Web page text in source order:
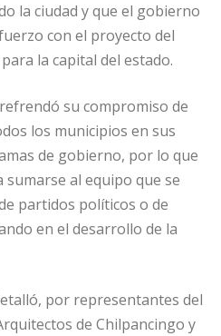
la ciudad y que el gobierno
con el proyecto del
la capital del estado.
su compromiso de
los municipios en sus
de gobierno, por lo que
sumarse al equipo que se
partidos políticos o de
en el desarrollo de la
por representantes del
de Chilpancingo y